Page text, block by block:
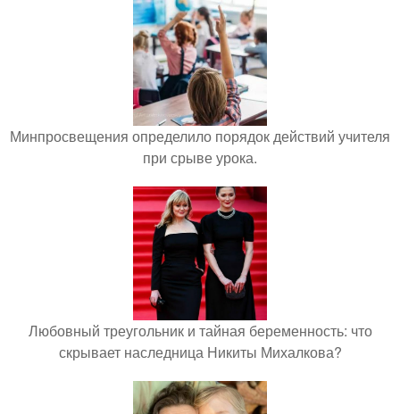
Минпросвещения определило порядок действий учителя
при срыве урока.
Любовный треугольник и тайная беременность: что
скрывает наследница Никиты Михалкова?